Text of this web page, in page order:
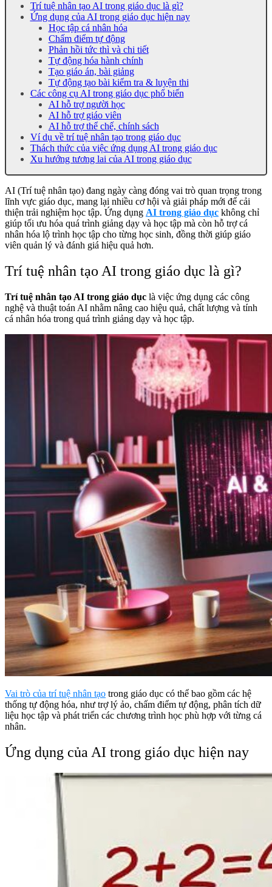
Trí tuệ nhân tạo AI trong giáo dục là gì?
Ứng dụng của AI trong giáo dục hiện nay
Học tập cá nhân hóa
Chấm điểm tự động
Phản hồi tức thì và chi tiết
Tự động hóa hành chính
Tạo giáo án, bài giảng
Tự động tạo bài kiểm tra & luyện thi
Các công cụ AI trong giáo dục phổ biến
AI hỗ trợ người học
AI hỗ trợ giáo viên
AI hỗ trợ thể chế, chính sách
Ví dụ về trí tuệ nhân tạo trong giáo dục
Thách thức của việc ứng dụng AI trong giáo dục
Xu hướng tương lai của AI trong giáo dục
AI (Trí tuệ nhân tạo) đang ngày càng đóng vai trò quan trọng trong
lĩnh vực giáo dục, mang lại nhiều cơ hội và giải pháp mới để cải
thiện trải nghiệm học tập. Ứng dụng AI trong giáo dục không chỉ
giúp tối ưu hóa quá trình giảng dạy và học tập mà còn hỗ trợ cá
nhân hóa lộ trình học tập cho từng học sinh, đồng thời giúp giáo
viên quản lý và đánh giá hiệu quả hơn.
Trí tuệ nhân tạo AI trong giáo dục là gì?
Trí tuệ nhân tạo AI trong giáo dục là việc ứng dụng các công
nghệ và thuật toán AI nhằm nâng cao hiệu quả, chất lượng và tính
cá nhân hóa trong quá trình giảng dạy và học tập.
Vai trò của trí tuệ nhân tạo trong giáo dục có thể bao gồm các hệ
thống tự động hóa, như trợ lý ảo, chấm điểm tự động, phân tích dữ
liệu học tập và phát triển các chương trình học phù hợp với từng cá
nhân.
Ứng dụng của AI trong giáo dục hiện nay